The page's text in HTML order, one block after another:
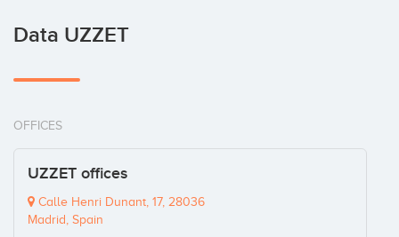
Data UZZET
OFFICES
UZZET offices
Calle Henri Dunant, 17, 28036
Madrid, Spain